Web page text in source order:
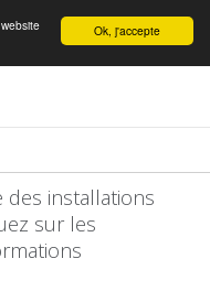
English Ok, j'accepte
des installations
sur les